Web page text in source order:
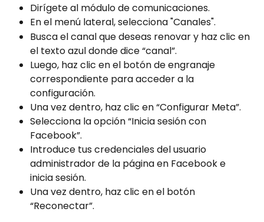
Dirígete al módulo de comunicaciones.
En el menú lateral, selecciona "Canales".
Busca el canal que deseas renovar y haz clic en
el texto azul donde dice “canal”.
Luego, haz clic en el botón de engranaje
correspondiente para acceder a la
configuración.
Una vez dentro, haz clic en “Configurar Meta”.
Selecciona la opción “Inicia sesión con
Facebook”.
Introduce tus credenciales del usuario
administrador de la página en Facebook e
inicia sesión.
Una vez dentro, haz clic en el botón
“Reconectar”.